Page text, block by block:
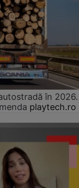
în 2026.
playtech.ro